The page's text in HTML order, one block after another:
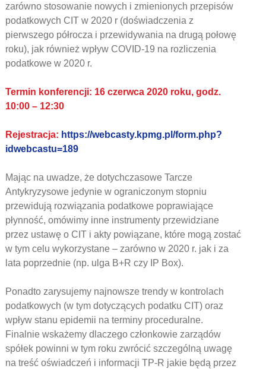
zarówno stosowanie nowych i zmienionych przepisów
podatkowych CIT w 2020 r (doświadczenia z
pierwszego półrocza i przewidywania na drugą połowę
roku), jak również wpływ COVID-19 na rozliczenia
podatkowe w 2020 r.
Termin konferencji: 16 czerwca 2020 roku, godz.
10:00 – 12:30
Rejestracja: https://webcasty.kpmg.pl/form.php?
idwebcastu=189
Mając na uwadze, że dotychczasowe Tarcze
Antykryzysowe jedynie w ograniczonym stopniu
przewidują rozwiązania podatkowe poprawiające
płynność, omówimy inne instrumenty przewidziane
przez ustawę o CIT i akty powiązane, które mogą zostać
w tym celu wykorzystane – zarówno w 2020 r. jak i za
lata poprzednie (np. ulga B+R czy IP Box).
Ponadto zarysujemy najnowsze trendy w kontrolach
podatkowych (w tym dotyczących podatku CIT) oraz
wpływ stanu epidemii na terminy proceduralne.
Finalnie wskażemy dlaczego członkowie zarządów
spółek powinni w tym roku zwrócić szczególną uwagę
na treść oświadczeń i informacji TP-R jakie będą przez